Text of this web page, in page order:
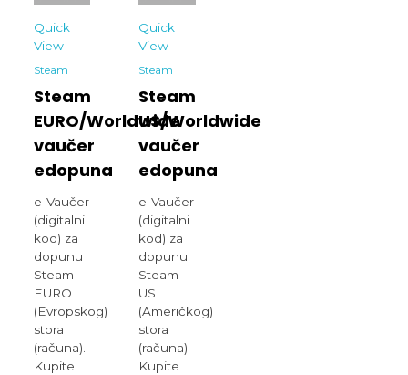
Quick
View
Steam
Steam
EURO/Worldwide
vaučer
edopuna
e-Vaučer
(digitalni
kod) za
dopunu
Steam
EURO
(Evropskog)
stora
(računa).
Kupite
Quick
View
Steam
Steam
US/Worldwide
vaučer
edopuna
e-Vaučer
(digitalni
kod) za
dopunu
Steam
US
(Američkog)
stora
(računa).
Kupite